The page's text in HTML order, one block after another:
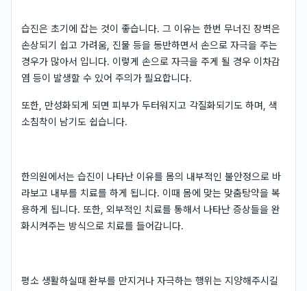
습진은 초기에 잡는 것이 좋습니다. 그 이유는 한번 무너진 장벽은
손상되기 쉽고 가려움, 진물 등을 동반하면서 손으로 자극을 주는
경우가 많아서 입니다. 이렇게 손으로 자극을 주게 될 경우 이차감
염 등이 발생할 수 있어 주의가 필요합니다.
또한, 만성화되게 되면 피부가 두터워지고 각질화되기도 하며, 색
소침착이 남기도 쉽습니다.
한의원에서는 습진이 나타난 이유를 몸의 내부적인 불안정으로 바
라보고 내부를 치료를 하게 됩니다. 이때 몸에 맞는 맞춤탕약을 복
용하게 됩니다. 또한, 외부적인 치료를 통해서 나타난 증상들을 완
화시켜주는 방식으로 치료를 들어갑니다.
평소 생활하실때 환부를 만지거나 자극하는 행위는 지양해주시길